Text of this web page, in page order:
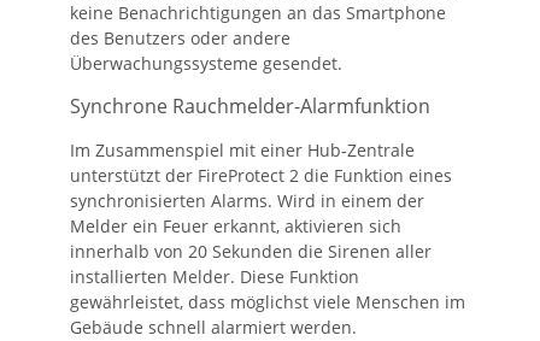
keine Benachrichtigungen an das Smartphone
des Benutzers oder andere
Überwachungssysteme gesendet.
Synchrone Rauchmelder-Alarmfunktion
Im Zusammenspiel mit einer Hub-Zentrale
unterstützt der FireProtect 2 die Funktion eines
synchronisierten Alarms. Wird in einem der
Melder ein Feuer erkannt, aktivieren sich
innerhalb von 20 Sekunden die Sirenen aller
installierten Melder. Diese Funktion
gewährleistet, dass möglichst viele Menschen im
Gebäude schnell alarmiert werden.